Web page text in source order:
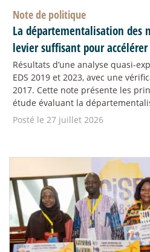
Note de politique
La départementalisation des
levier suffisant pour accélérer
Résultats d’une analyse quasi-
EDS 2019 et 2023, avec une
2017. Cette note présente les
étude évaluant la
Posté le 27 juillet 2026